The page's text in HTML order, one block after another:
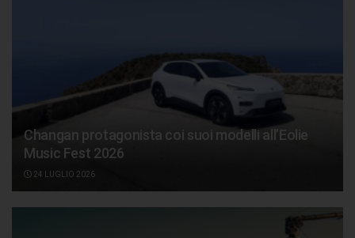
Changan protagonista coi suoi modelli all’Eolie
Music Fest 2026
24 LUGLIO 2026